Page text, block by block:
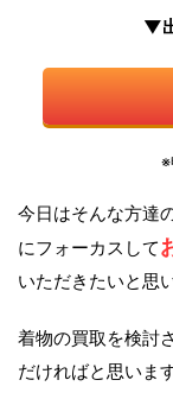
▼
※
今日はそんな方達
にフォーカスして
いただきたいと思
着物の買取を検討
だければと思います